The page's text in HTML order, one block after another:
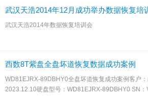
武汉天浩2014年12月成功举办数据恢复培
武汉天浩2014年数据恢复培训会
西数8T紫盘全盘坏道恢复数据成功案例
WD81EJRX-89DBHY0全盘坏道恢复成功案例客户：
2023.12.10硬盘型号：WD81EJRX-89DBHY0 SN：VAGG518L 故障现象：西
在线留言